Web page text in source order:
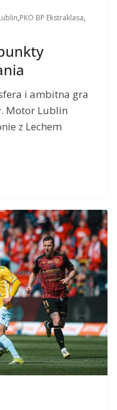
,PKO BP Ekstraklasa,
i ambitna gra
Motor Lublin
z Lechem